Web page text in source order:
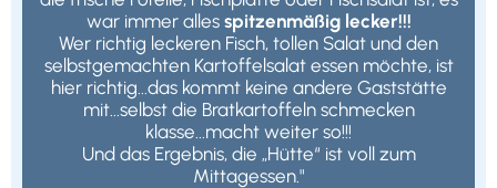
war immer alles spitzenmäßig lecker!!!
Wer richtig leckeren Fisch, tollen Salat und den
selbstgemachten Kartoffelsalat essen möchte, ist
hier richtig...das kommt keine andere Gaststätte
mit...selbst die Bratkartoffeln schmecken
klasse...macht weiter so!!!
Und das Ergebnis, die „Hütte“ ist voll zum
Mittagessen."